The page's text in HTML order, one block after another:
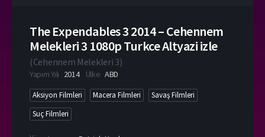
The Expendables 3 2014 – Cehennem
Melekleri 3 1080p Turkce Altyazi izle
(Cehennem Melekleri 3)
Yapım Yılı 2014 Ülke ABD
Aksiyon Filmleri Macera Filmleri
Savaş Filmleri
Suç Filmleri